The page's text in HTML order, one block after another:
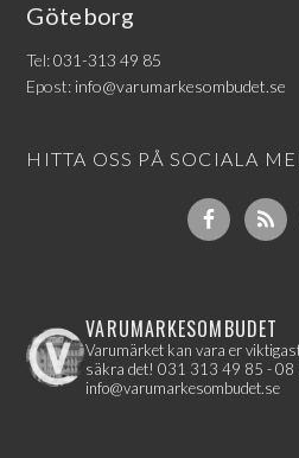
Göteborg
Tel:031-313 49 85
Epost: info@varumarkesombudet.se
HITTA OSS PÅ SOCIALA
VARUMARKESOMBUDET
Varumärket kan vara er
säkra det!031 313 49 85 - 08
info@varumarkesombudet.se